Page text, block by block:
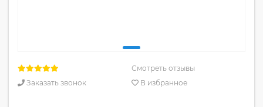
Смотреть отзывы
Заказать звонок
В избранное